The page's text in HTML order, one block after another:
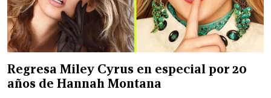
Regresa Miley Cyrus en especial por 20
años de Hannah Montana